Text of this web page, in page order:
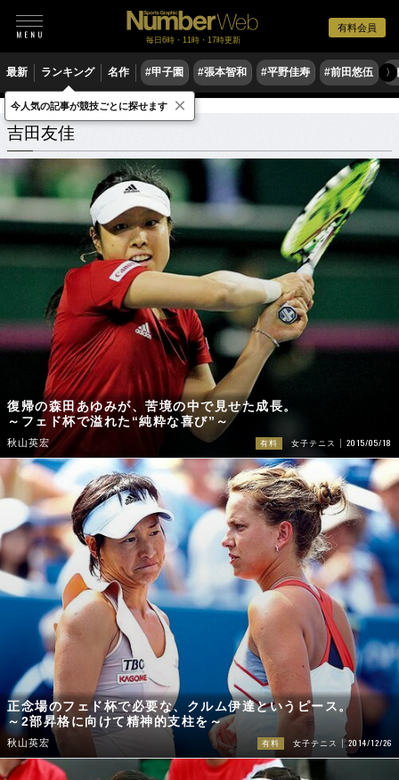
有料会員
毎日6時・11時・17時更新
最新 ランキング 名作 #甲子園 #張本智和 #平野佳寿 #前田悠伍 #
〉
吉田友佳 関連記事
吉田友佳
復帰の森田あゆみが、苦境の中で見せた成長。
～フェド杯で溢れた“純粋な喜び”～
秋山英宏 有料 女子テニス 2015/05/18
正念場のフェド杯で必要な、クルム伊達というピース。
～2部昇格に向けて精神的支柱を～
秋山英宏 有料 女子テニス 2014/12/26
今人気の記事が競技ごとに探せます ×